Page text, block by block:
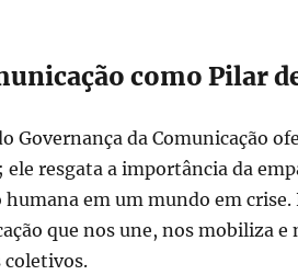
como Pilar
Governança da Comunicação
ele resgata a importância da
humana em um mundo em crise.
que nos une, nos mobiliza e
coletivos.